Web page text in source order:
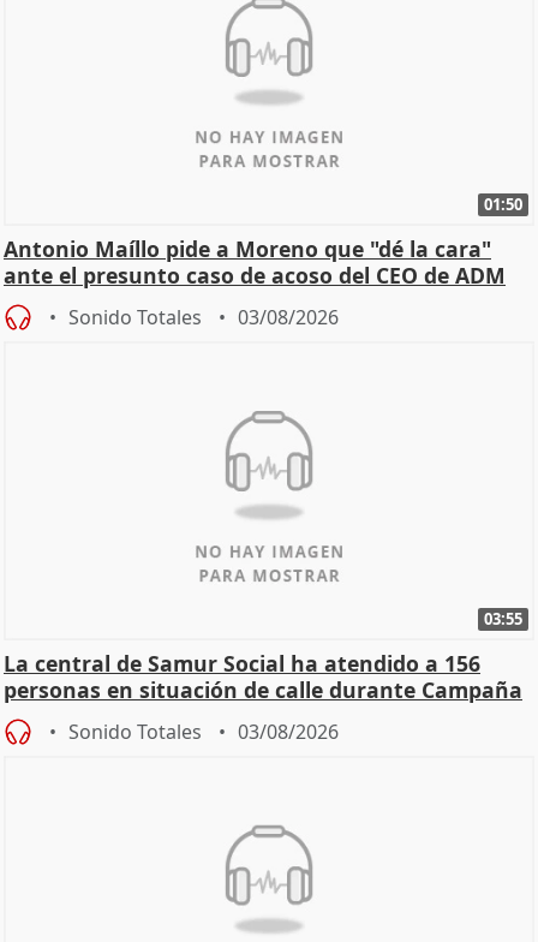
01:50
Antonio Maíllo pide a Moreno que "dé la cara"
ante el presunto caso de acoso del CEO de ADM
Sonido Totales 03/08/2026
03:55
La central de Samur Social ha atendido a 156
personas en situación de calle durante Campaña
de Calor
Sonido Totales 03/08/2026